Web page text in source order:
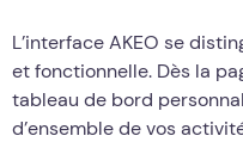
L’interface AKEO se
et fonctionnelle. Dès la
tableau de bord
d’ensemble de vos